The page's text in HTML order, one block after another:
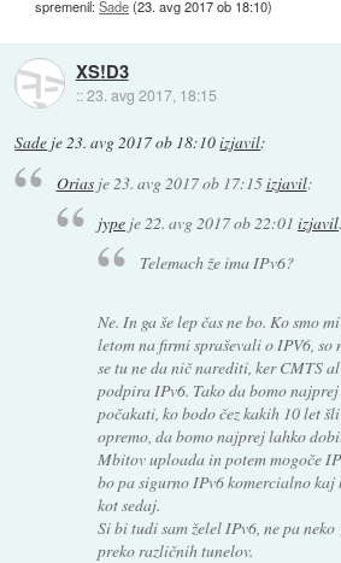
spremenil:Sade(23. avg 2017 ob 18:10)
XS!D3
::23. avg 2017, 18:15
Sade je23. avg 2017 ob 18:10izjavil:
Oriasje23. avg 2017 ob 17:15izjavil:
jype je 22. avg 2017 ob 22:01 izjavil
Telemach že ima IPv6?
Ne. In ga še lep čas ne bo. Ko smo
letom na firmi spraševali o IPV6, so
se tu ne da nič narediti, ker CMTS
podpira IPv6. Tako da bomo
počakati, ko bodo čez kakih 10 let
opremo, da bomo najprej lahko
Mbitov uploada in potem mogoče
bo pa sigurno IPv6 komercialno kaj
kot sedaj.
Si bi tudi sam želel IPv6, ne pa
preko različnih tunelov.